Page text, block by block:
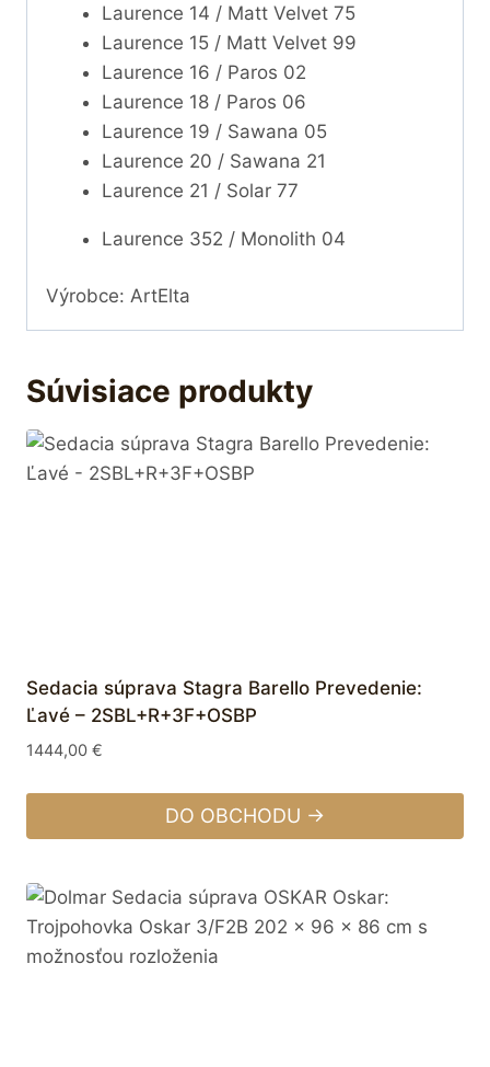
Laurence 14 / Matt Velvet 75
Laurence 15 / Matt Velvet 99
Laurence 16 / Paros 02
Laurence 18 / Paros 06
Laurence 19 / Sawana 05
Laurence 20 / Sawana 21
Laurence 21 / Solar 77
Laurence 352 / Monolith 04
Výrobce: ArtElta
Súvisiace produkty
Sedacia súprava Stagra Barello Prevedenie:
Ľavé – 2SBL+R+3F+OSBP
1444,00 €
DO OBCHODU →